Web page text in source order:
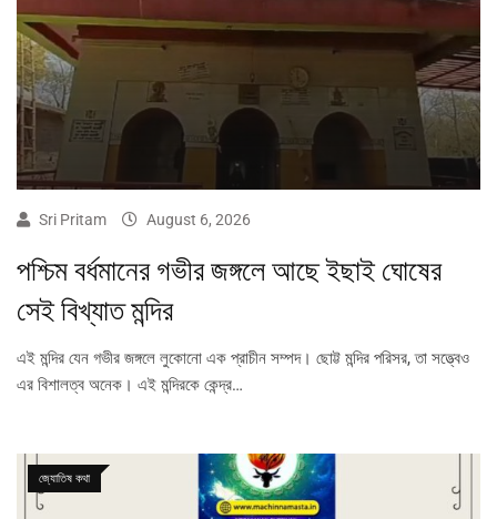
Sri Pritam August 6, 2026
পশ্চিম বর্ধমানের গভীর জঙ্গলে আছে ইছাই ঘোষের
সেই বিখ্যাত মন্দির
এই মন্দির যেন গভীর জঙ্গলে লুকোনো এক প্রাচীন সম্পদ। ছোট্ট মন্দির পরিসর, তা সত্ত্বেও
এর বিশালত্ব অনেক। এই মন্দিরকে কেন্দ্র…
জ্যোতিষ কথা